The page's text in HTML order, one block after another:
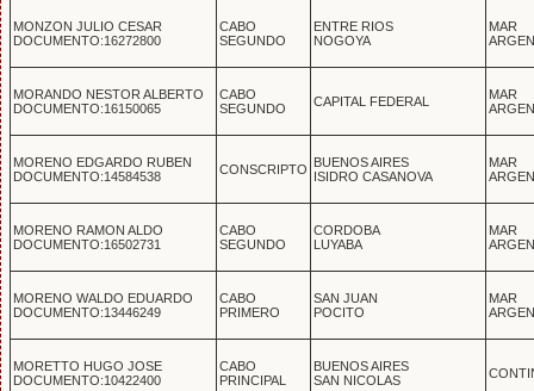
MONZON JULIO CESAR
DOCUMENTO:16272800
CABO
SEGUNDO
ENTRE RIOS
NOGOYA
MAR
MORANDO NESTOR ALBERTO
DOCUMENTO:16150065
CABO
SEGUNDO
CAPITAL FEDERAL
MAR
MORENO EDGARDO RUBEN
DOCUMENTO:14584538
CONSCRIPTO BUENOS AIRES
ISIDRO CASANOVA
MAR
MORENO RAMON ALDO
DOCUMENTO:16502731
CABO
SEGUNDO
CORDOBA
LUYABA
MAR
MORENO WALDO EDUARDO
DOCUMENTO:13446249
CABO
PRIMERO
SAN JUAN
POCITO
MAR
MORETTO HUGO JOSE
DOCUMENTO:10422400
CABO
PRINCIPAL
BUENOS AIRES
SAN NICOLAS